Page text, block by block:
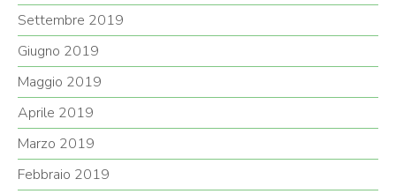
Settembre 2019
Giugno 2019
Maggio 2019
Aprile 2019
Marzo 2019
Febbraio 2019